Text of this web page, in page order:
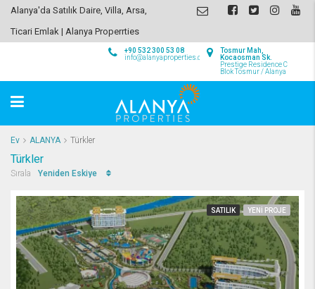
Alanya'da Satılık Daire, Villa, Arsa,
Ticari Emlak | Alanya Properrties
Tosmur Mah,
Kocaosman Sk.
Prestige Residence C
Blok Tosmur / Alanya
+90 532 300 53 08
info@alanyaproperties.com
Ev ALANYA Türkler
Türkler
Sırala Yeniden Eskiye
SATILIK YENI PROJE